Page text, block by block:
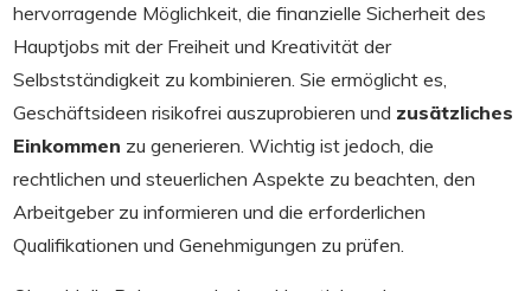
hervorragende Möglichkeit, die finanzielle Sicherheit des
Hauptjobs mit der Freiheit und Kreativität der
Selbstständigkeit zu kombinieren. Sie ermöglicht es,
Geschäftsideen risikofrei auszuprobieren und zusätzliches
Einkommen zu generieren. Wichtig ist jedoch, die
rechtlichen und steuerlichen Aspekte zu beachten, den
Arbeitgeber zu informieren und die erforderlichen
Qualifikationen und Genehmigungen zu prüfen.